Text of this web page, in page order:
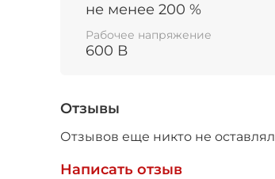
не менее 200 %
Рабочее напряжение
600 В
Отзывы
Отзывов еще никто не оставлял
Написать отзыв